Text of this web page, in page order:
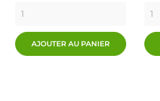
AJOUTER AU PANIER